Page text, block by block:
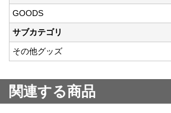
GOODS
サブカテゴリ
その他グッズ
関連する商品